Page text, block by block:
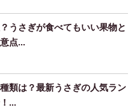
うさぎが食べてもいい果物と
点...
類は？最新うさぎの人気ラン
...